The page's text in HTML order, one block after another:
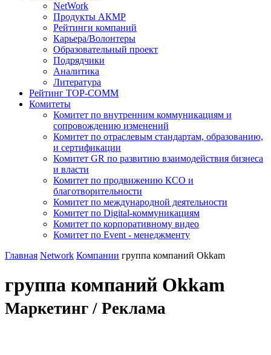
NetWork
Продукты АКМР
Рейтинги компаний
Карьера/Волонтеры
Образовательный проект
Подрядчики
Аналитика
Литература
Рейтинг TOP-COMM
Комитеты
Комитет по внутренним коммуникациям и
сопровождению изменений
Комитет по отраслевым стандартам, образованию,
и сертификации
Комитет GR по развитию взаимодействия бизнеса
и власти
Комитет по продвижению КСО и
благотворительности
Комитет по международной деятельности
Комитет по Digital-коммуникациям
Комитет по корпоративному видео
Комитет по Event - менеджменту
Главная Network Компании группа компаний Okkam
группа компаний Okkam
Маркетинг / Реклама